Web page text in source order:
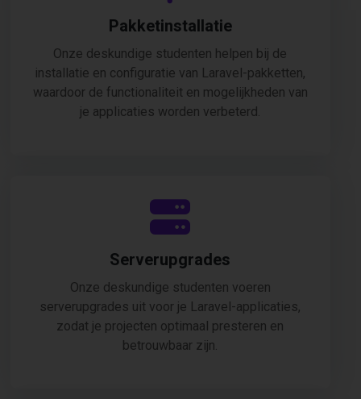
Pakketinstallatie
Onze deskundige studenten helpen bij de
installatie en configuratie van Laravel-pakketten,
waardoor de functionaliteit en mogelijkheden van
je applicaties worden verbeterd.
Serverupgrades
Onze deskundige studenten voeren
serverupgrades uit voor je Laravel-applicaties,
zodat je projecten optimaal presteren en
betrouwbaar zijn.